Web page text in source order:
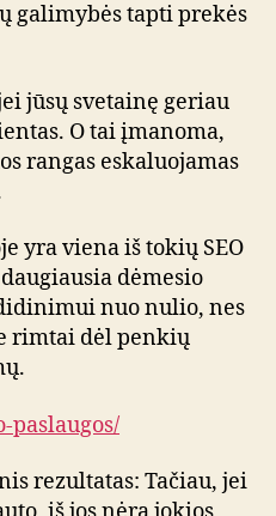
galimybės tapti prekės
jūsų svetainę geriau
O tai įmanoma,
rangas eskaluojamas
yra viena iš tokių SEO
dėmesio
nuo nulio, nes
rimtai dėl penkių
paslaugos/
rezultatas: Tačiau, jei